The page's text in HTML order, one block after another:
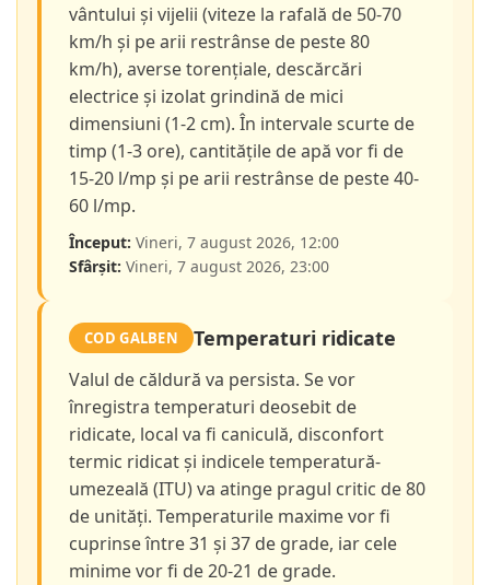
vântului și vijelii (viteze la rafală de 50-70
km/h și pe arii restrânse de peste 80
km/h), averse torențiale, descărcări
electrice și izolat grindină de mici
dimensiuni (1-2 cm). În intervale scurte de
timp (1-3 ore), cantitățile de apă vor fi de
15-20 l/mp și pe arii restrânse de peste 40-
60 l/mp.
Început: Vineri, 7 august 2026, 12:00
Sfârșit: Vineri, 7 august 2026, 23:00
COD GALBEN Temperaturi ridicate
Valul de căldură va persista. Se vor
înregistra temperaturi deosebit de
ridicate, local va fi caniculă, disconfort
termic ridicat și indicele temperatură-
umezeală (ITU) va atinge pragul critic de 80
de unități. Temperaturile maxime vor fi
cuprinse între 31 și 37 de grade, iar cele
minime vor fi de 20-21 de grade.